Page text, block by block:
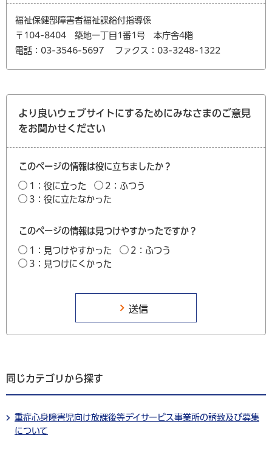
福祉保健部障害者福祉課給付指導係
〒104-8404 築地一丁目1番1号 本庁舎4階
電話：03-3546-5697
ファクス：03-3248-1322
より良いウェブサイトにするためにみなさまのご意見
をお聞かせください
このページの情報は役に立ちましたか？
1：役に立った
2：ふつう
3：役に立たなかった
このページの情報は見つけやすかったですか？
1：見つけやすかった
2：ふつう
3：見つけにくかった
同じカテゴリから探す
重症心身障害児向け放課後等デイサービス事業所の誘致及び募集
について